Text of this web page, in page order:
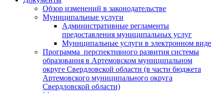
Обзор изменений в законодательстве
Муниципальные услуги
Административные регламенты
предоставления муниципальных услуг
Муниципальные услуги в электронном виде
Программа перспективного развития системы
образования в Артемовском муниципальном
округе Свердловской области (в части бюджета
Артемовского муниципального округа
Свердловской области)